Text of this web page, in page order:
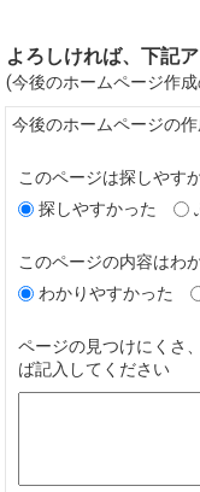
よろしければ、下記
(今後のホームページ作
今後のホームページの
このページは探しやす
探しやすかった
このページの内容はわ
わかりやすかった
ページの見つけにくさ
ば記入してください